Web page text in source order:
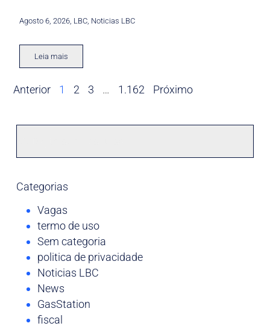
Agosto 6, 2026 LBC Noticias LBC
Leia mais
Anterior 1 2 3 … 1.162 Próximo
Categorias
Vagas
termo de uso
Sem categoria
politica de privacidade
Noticias LBC
News
GasStation
fiscal